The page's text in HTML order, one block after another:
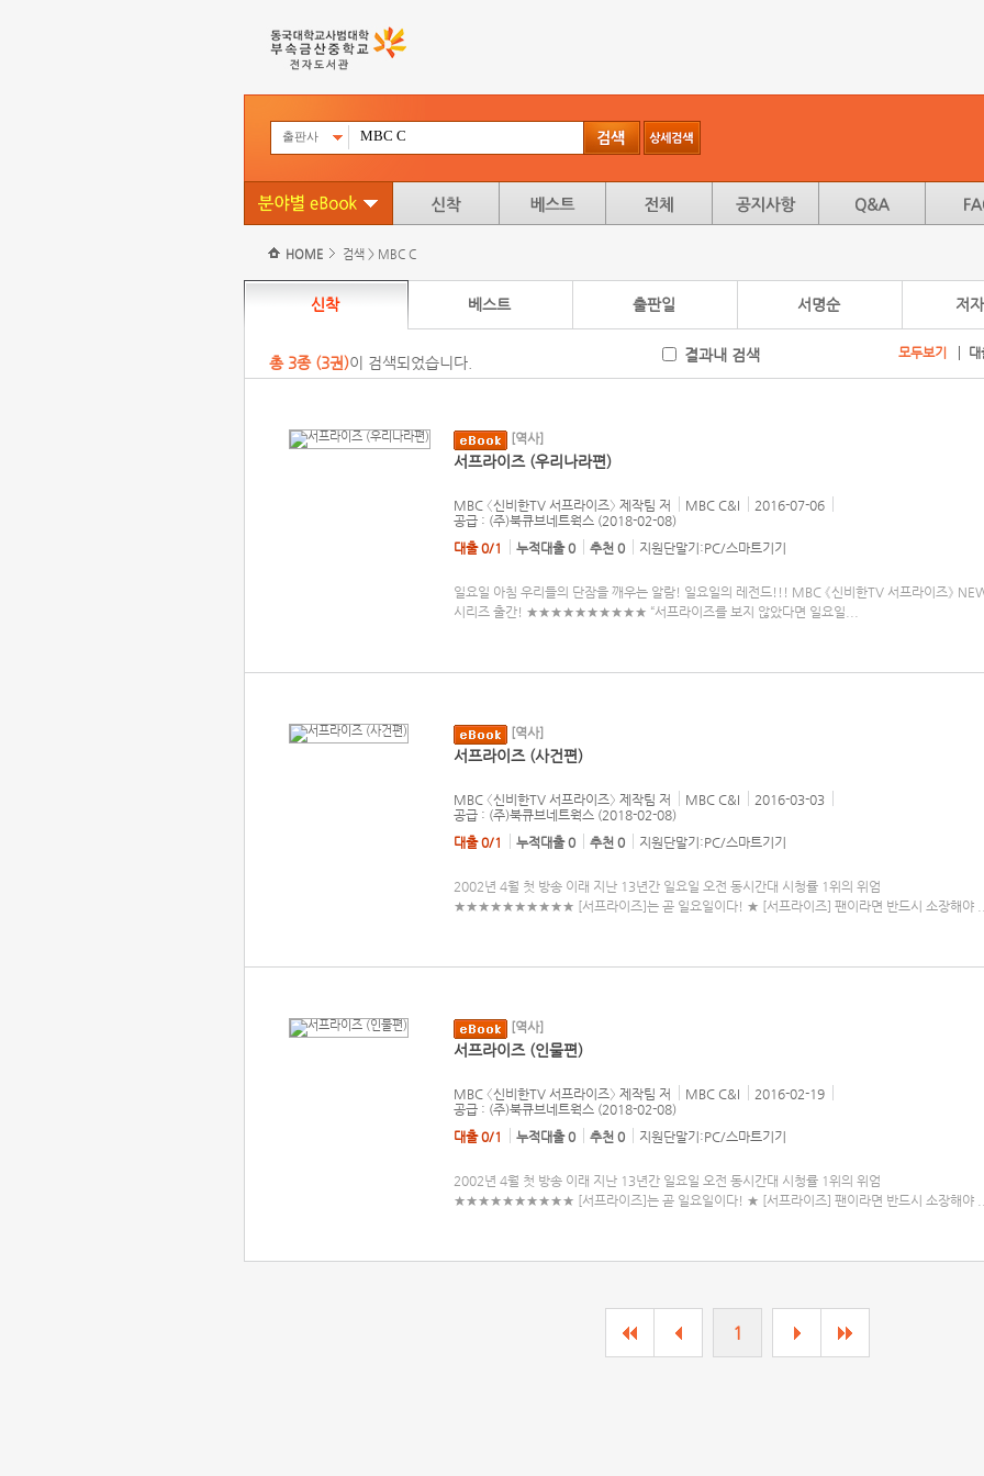
출판사
HOME 검색 > MBC C
신착 베스트 출판일 서명순 저
총 3종 (3권)이 검색되었습니다. 결과내 검색 모두보기 대
[역사]
서프라이즈 (우리나라편)
MBC 〈신비한TV 서프라이즈〉 제작팀 저 MBC C&I
2016-07-06
공급 : (주)북큐브네트웍스 (2018-02-08)
대출 0/1
누적대출 0 추천 0 지원단말기:PC/스마트기기
일요일 아침 우리들의 단잠을 깨우는 알람! 일요일의 레전드!!! MBC 《신비한TV 서프라이즈》
시리즈 출간! ★★★★★★★★★★ “서프라이즈를 보지 않았다면 일요일
[역사]
서프라이즈 (사건편)
MBC 〈신비한TV 서프라이즈〉 제작팀 저 MBC C&I
2016-03-03
공급 : (주)북큐브네트웍스 (2018-02-08)
대출 0/1
누적대출 0 추천 0 지원단말기:PC/스마트기기
2002년 4월 첫 방송 이래 지난 13년간 일요일 오전 동시간대 시청률 1위의 위엄
★★★★★★★★★★ [서프라이즈]는 곧 일요일이다! ★ [서프라이즈] 팬이라면 반드시 소장해야
[역사]
서프라이즈 (인물편)
MBC 〈신비한TV 서프라이즈〉 제작팀 저 MBC C&I
2016-02-19
공급 : (주)북큐브네트웍스 (2018-02-08)
대출 0/1
누적대출 0 추천 0 지원단말기:PC/스마트기기
2002년 4월 첫 방송 이래 지난 13년간 일요일 오전 동시간대 시청률 1위의 위엄
★★★★★★★★★★ [서프라이즈]는 곧 일요일이다! ★ [서프라이즈] 팬이라면 반드시 소장해야
1